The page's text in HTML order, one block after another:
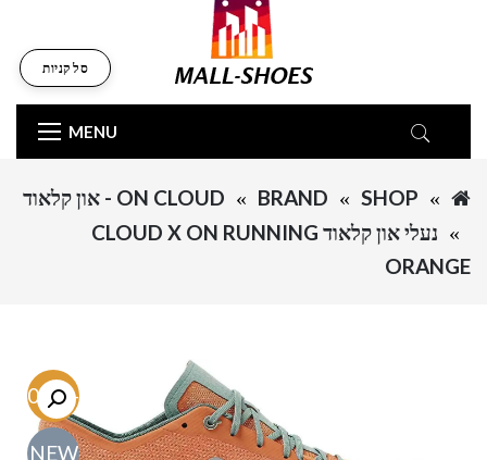
MENU
סל קניות
SHOP
BRAND
ON CLOUD - און קלאוד
נעלי און קלאוד CLOUD X ON RUNNING
ORANGE
-60.3%
NEW